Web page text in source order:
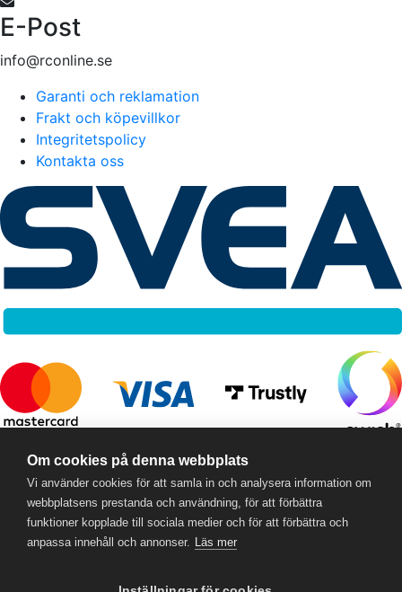
E-Post
info@rconline.se
Garanti och reklamation
Frakt och köpevillkor
Integritetspolicy
Kontakta oss
- © 2026
559357-5706
Om cookies på denna webbplats
Vi använder cookies för att samla in och analysera information om
webbplatsens prestanda och användning, för att förbättra
funktioner kopplade till sociala medier och för att förbättra och
anpassa innehåll och annonser. Läs mer